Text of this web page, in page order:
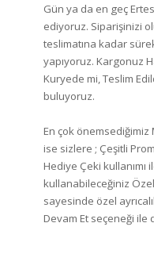
Gün ya da en geç
ediyoruz. Siparişinizi
teslimatına kadar
yapıyoruz. Kargonuz
Kuryede mi, Teslim
buluyoruz.
En çok
ise sizlere ; Çeşitli
Hediye Çeki
kullanabileceğiniz
sayesinde özel
Devam Et seçeneği ile